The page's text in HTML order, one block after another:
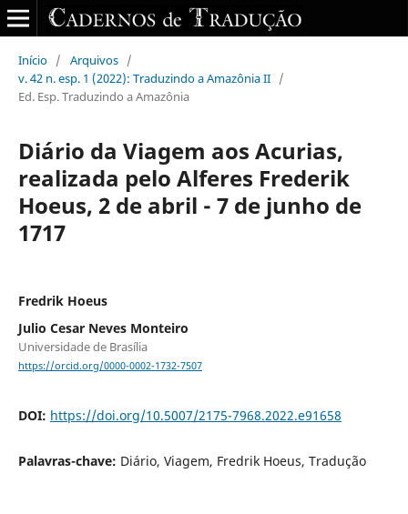
Início / Arquivos /
v. 42 n. esp. 1 (2022): Traduzindo a Amazônia II /
Ed. Esp. Traduzindo a Amazônia
Diário da Viagem aos Acurias,
realizada pelo Alferes Frederik
Hoeus, 2 de abril - 7 de junho de
1717
Fredrik Hoeus
Julio Cesar Neves Monteiro
Universidade de Brasília
https://orcid.org/0000-0002-1732-7507
DOI: https://doi.org/10.5007/2175-7968.2022.e91658
Palavras-chave: Diário, Viagem, Fredrik Hoeus, Tradução